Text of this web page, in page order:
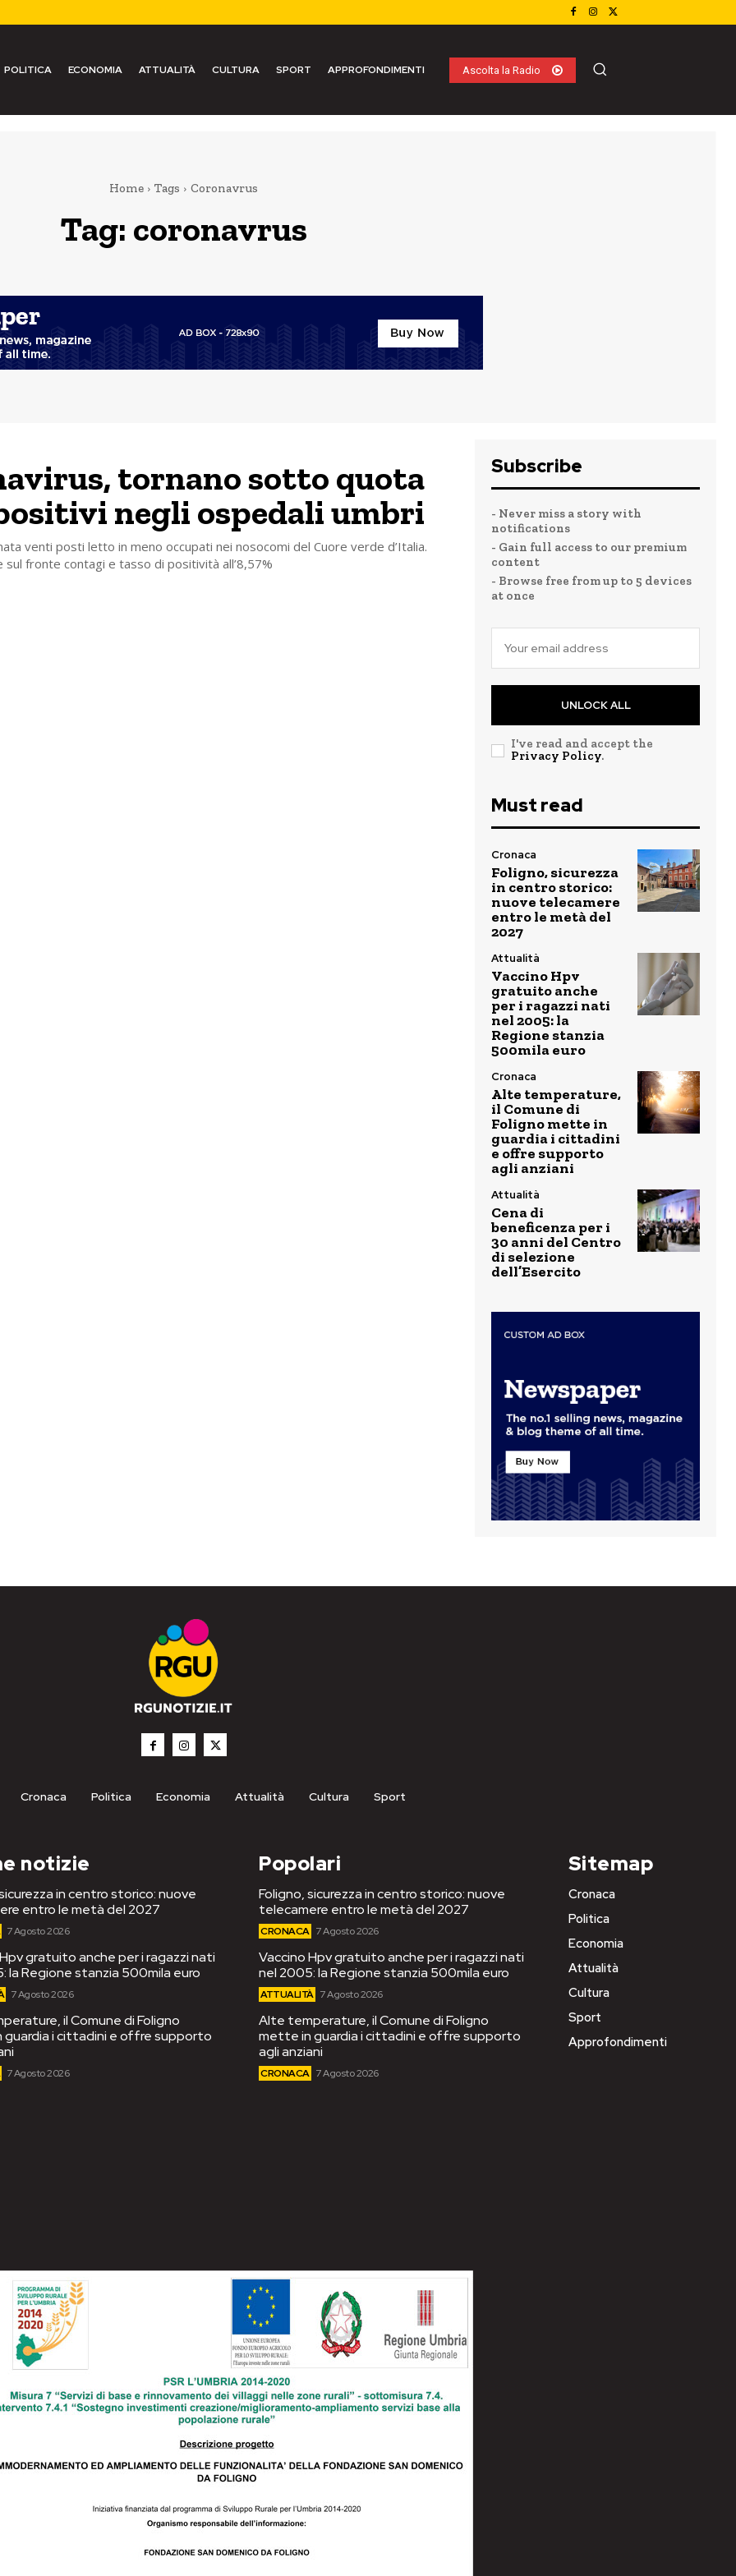
POLITICA ECONOMIA ATTUALITÀ CULTURA SPORT APPROFONDIMENTI Ascolta la Radio
Home Tags Coronavrus
Tag: coronavrus
tornano sotto quota
negli ospedali umbri
venti posti letto in meno occupati nei nosocomi del Cuore verde d’Italia.
sul fronte contagi e tasso di positività all’8,57%
Subscribe
- Never miss a story with
notifications
- Gain full access to our premium
content
- Browse free from up to 5 devices
at once
UNLOCK ALL
I've read and accept the
Privacy Policy.
Must read
Cronaca
Foligno, sicurezza
in centro storico:
nuove telecamere
entro le metà del
2027
Attualità
Vaccino Hpv
gratuito anche
per i ragazzi nati
nel 2005: la
Regione stanzia
500mila euro
Cronaca
Alte temperature,
il Comune di
Foligno mette in
guardia i cittadini
e offre supporto
agli anziani
Attualità
Cena di
beneficenza per i
30 anni del Centro
di selezione
dell’Esercito
Cronaca Politica Economia Attualità Cultura Sport
notizie
in centro storico: nuove
entro le metà del 2027
7 Agosto 2026
gratuito anche per i ragazzi nati
la Regione stanzia 500mila euro
7 Agosto 2026
il Comune di Foligno
i cittadini e offre supporto
7 Agosto 2026
Popolari
Foligno, sicurezza in centro storico: nuove
telecamere entro le metà del 2027
CRONACA 7 Agosto 2026
Vaccino Hpv gratuito anche per i ragazzi nati
nel 2005: la Regione stanzia 500mila euro
ATTUALITÀ 7 Agosto 2026
Alte temperature, il Comune di Foligno
mette in guardia i cittadini e offre supporto
agli anziani
CRONACA 7 Agosto 2026
Sitemap
Cronaca
Politica
Economia
Attualità
Cultura
Sport
Approfondimenti